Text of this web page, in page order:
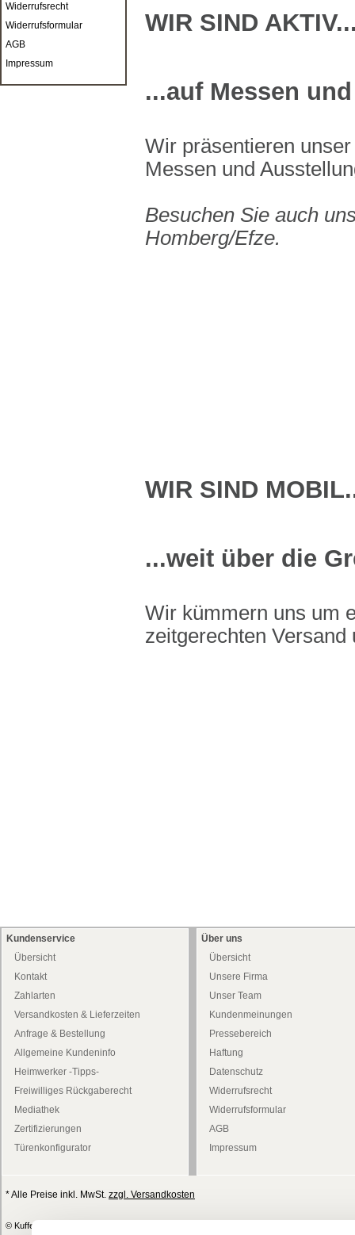
WIR SIND
...auf Messen
Wir präsentieren
Messen und
Besuchen Sie auch
Homberg/Efze.
WIR SIND
...weit über die
Wir kümmern uns um
zeitgerechten
Widerrufsrecht
Widerrufsformular
AGB
Impressum
Kundenservice
Übersicht
Kontakt
Zahlarten
Versandkosten & Lieferzeiten
Anfrage & Bestellung
Allgemeine Kundeninfo
Heimwerker -Tipps-
Freiwilliges Rückgaberecht
Mediathek
Zertifizierungen
Türenkonfigurator
Über uns
Übersicht
Unsere Firma
Unser Team
Kundenmeinungen
Pressebereich
Haftung
Datenschutz
Widerrufsrecht
Widerrufsformular
AGB
Impressum
* Alle Preise inkl. MwSt. zzgl. Versandkosten
© Kufferath + Prüssing GmbH